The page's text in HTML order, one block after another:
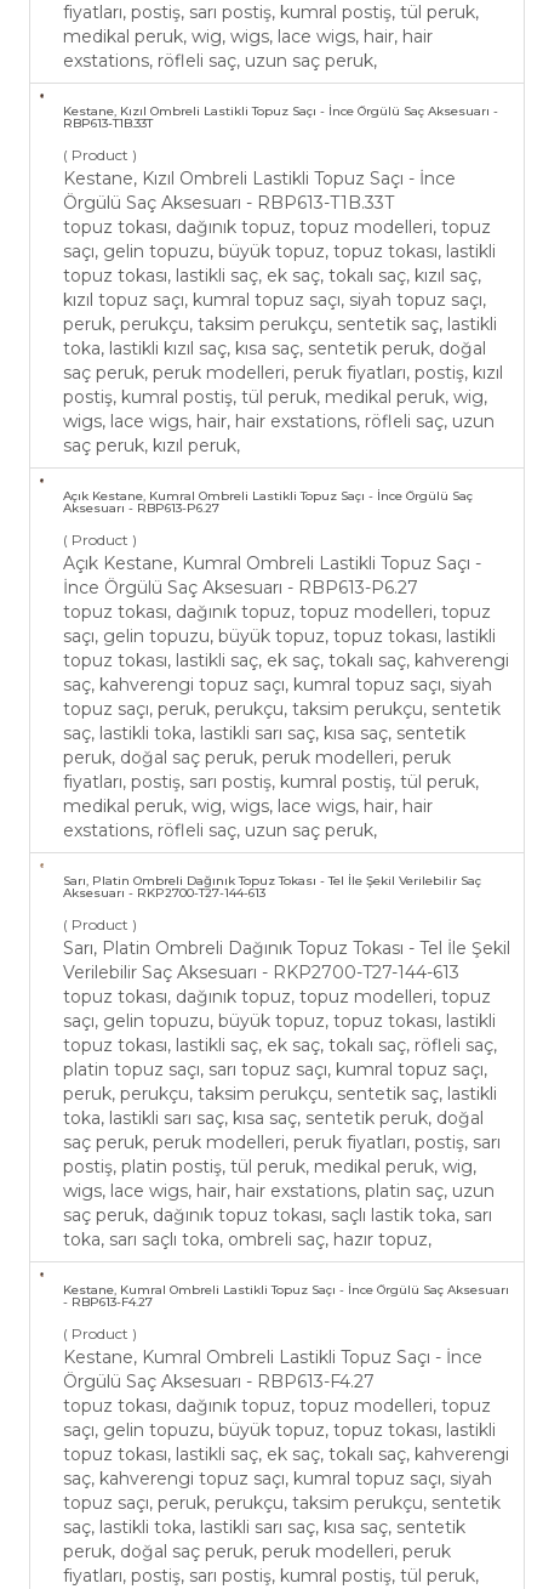
fiyatları, postiş, sarı postiş, kumral postiş, tül peruk,
medikal peruk, wig, wigs, lace wigs, hair, hair
exstations, röfleli saç, uzun saç peruk,
Kestane, Kızıl Ombreli Lastikli Topuz Saçı - İnce Örgülü Saç Aksesuarı -
RBP613-T1B.33T
( Product )
Kestane, Kızıl Ombreli Lastikli Topuz Saçı - İnce
Örgülü Saç Aksesuarı - RBP613-T1B.33T
topuz tokası, dağınık topuz, topuz modelleri, topuz
saçı, gelin topuzu, büyük topuz, topuz tokası, lastikli
topuz tokası, lastikli saç, ek saç, tokalı saç, kızıl saç,
kızıl topuz saçı, kumral topuz saçı, siyah topuz saçı,
peruk, perukçu, taksim perukçu, sentetik saç, lastikli
toka, lastikli kızıl saç, kısa saç, sentetik peruk, doğal
saç peruk, peruk modelleri, peruk fiyatları, postiş, kızıl
postiş, kumral postiş, tül peruk, medikal peruk, wig,
wigs, lace wigs, hair, hair exstations, röfleli saç, uzun
saç peruk, kızıl peruk,
Açık Kestane, Kumral Ombreli Lastikli Topuz Saçı - İnce Örgülü Saç
Aksesuarı - RBP613-P6.27
( Product )
Açık Kestane, Kumral Ombreli Lastikli Topuz Saçı -
İnce Örgülü Saç Aksesuarı - RBP613-P6.27
topuz tokası, dağınık topuz, topuz modelleri, topuz
saçı, gelin topuzu, büyük topuz, topuz tokası, lastikli
topuz tokası, lastikli saç, ek saç, tokalı saç, kahverengi
saç, kahverengi topuz saçı, kumral topuz saçı, siyah
topuz saçı, peruk, perukçu, taksim perukçu, sentetik
saç, lastikli toka, lastikli sarı saç, kısa saç, sentetik
peruk, doğal saç peruk, peruk modelleri, peruk
fiyatları, postiş, sarı postiş, kumral postiş, tül peruk,
medikal peruk, wig, wigs, lace wigs, hair, hair
exstations, röfleli saç, uzun saç peruk,
Sarı, Platin Ombreli Dağınık Topuz Tokası - Tel İle Şekil Verilebilir Saç
Aksesuarı - RKP2700-T27-144-613
( Product )
Sarı, Platin Ombreli Dağınık Topuz Tokası - Tel İle Şekil
Verilebilir Saç Aksesuarı - RKP2700-T27-144-613
topuz tokası, dağınık topuz, topuz modelleri, topuz
saçı, gelin topuzu, büyük topuz, topuz tokası, lastikli
topuz tokası, lastikli saç, ek saç, tokalı saç, röfleli saç,
platin topuz saçı, sarı topuz saçı, kumral topuz saçı,
peruk, perukçu, taksim perukçu, sentetik saç, lastikli
toka, lastikli sarı saç, kısa saç, sentetik peruk, doğal
saç peruk, peruk modelleri, peruk fiyatları, postiş, sarı
postiş, platin postiş, tül peruk, medikal peruk, wig,
wigs, lace wigs, hair, hair exstations, platin saç, uzun
saç peruk, dağınık topuz tokası, saçlı lastik toka, sarı
toka, sarı saçlı toka, ombreli saç, hazır topuz,
Kestane, Kumral Ombreli Lastikli Topuz Saçı - İnce Örgülü Saç Aksesuarı
- RBP613-F4.27
( Product )
Kestane, Kumral Ombreli Lastikli Topuz Saçı - İnce
Örgülü Saç Aksesuarı - RBP613-F4.27
topuz tokası, dağınık topuz, topuz modelleri, topuz
saçı, gelin topuzu, büyük topuz, topuz tokası, lastikli
topuz tokası, lastikli saç, ek saç, tokalı saç, kahverengi
saç, kahverengi topuz saçı, kumral topuz saçı, siyah
topuz saçı, peruk, perukçu, taksim perukçu, sentetik
saç, lastikli toka, lastikli sarı saç, kısa saç, sentetik
peruk, doğal saç peruk, peruk modelleri, peruk
fiyatları, postiş, sarı postiş, kumral postiş, tül peruk,